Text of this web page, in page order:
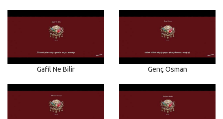
Gafil Ne Bilir Genç Osman